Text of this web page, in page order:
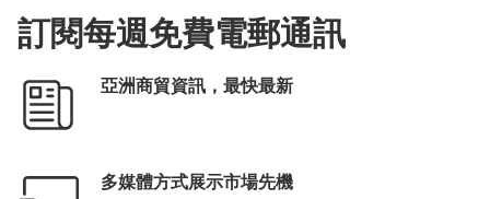
訂閱每週免費電郵通訊
亞洲商貿資訊，最快最新
多媒體方式展示市場先機